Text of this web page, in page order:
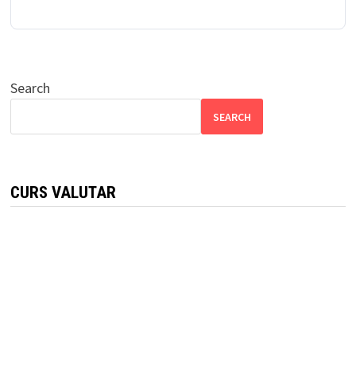
Search
SEARCH
CURS VALUTAR